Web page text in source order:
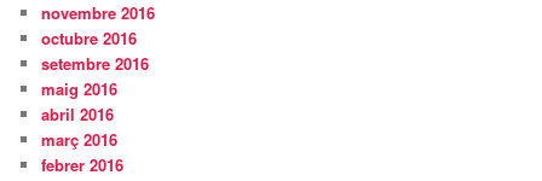
novembre 2016
octubre 2016
setembre 2016
maig 2016
abril 2016
març 2016
febrer 2016